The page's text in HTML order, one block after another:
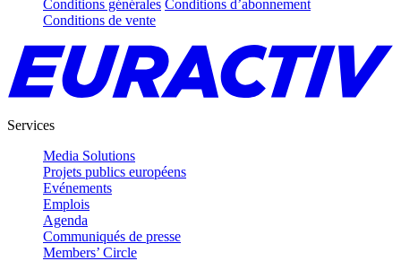
Conditions générales Conditions d’abonnement
Conditions de vente
Services
Media Solutions
Projets publics européens
Evénements
Emplois
Agenda
Communiqués de presse
Members’ Circle